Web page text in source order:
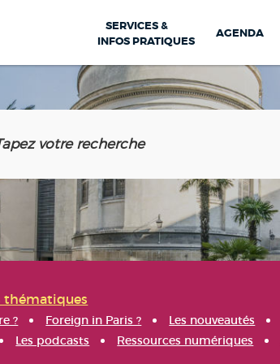
SERVICES &
INFOS PRATIQUES
AGENDA
thématiques
? Foreign in Paris ? Les nouveautés
Les podcasts Ressources numériques